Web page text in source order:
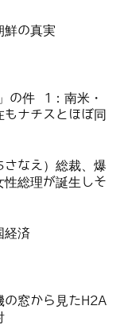
鮮の真実
の件 1：南米・
ナチスとほぼ同
なえ）総裁、爆
総理が誕生しそ
経済
の窓から見たH2A